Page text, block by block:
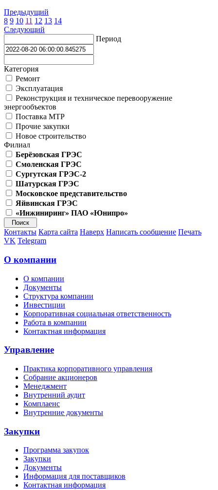
Предыдущий
8 9 10 11 12 13 14
Следующий
Период
Категория
Ремонт
Эксплуатация
Реконструкция и техническое перевооружение
энергообъектов
Поставка МТР
Прочие закупки
Новое строительство
Филиал
Берёзовская ГРЭС
Смоленская ГРЭС
Сургутская ГРЭС-2
Шатурская ГРЭС
Московское представительство
Яйвинская ГРЭС
«Инжиниринг» ПАО «Юнипро»
Контакты Карта сайта Наверх Написать сообщение Печать
VK Telegram
О компании
О компании
Документы
Структура компании
Инвестиции
Корпоративная социальная ответственность
Работа в компании
Контактная информация
Управление
Практика корпоративного управления
Собрание акционеров
Менеджмент
Внутренний аудит
Комплаенс
Внутренние документы
Закупки
Программа закупок
Закупки
Документы
Информация для поставщиков
Контактная информация